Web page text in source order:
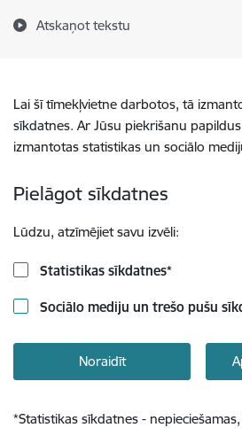
Atskaņot tekstu
Lai šī tīmekļvietne darbotos, tā
sīkdatnes. Ar Jūsu piekrišanu
izmantotas statistikas un sociālo
Pielāgot sīkdatnes
Lūdzu, atzīmējiet savu izvēli:
Statistikas sīkdatnes*
Sociālo mediju un trešo pušu
Noraidīt
*Statistikas sīkdatnes -